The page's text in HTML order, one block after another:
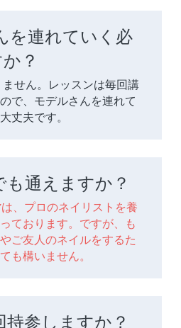
を連れていく必
？
せん。レッスンは毎回講
で、モデルさんを連れて
丈夫です。
も通えますか？
、プロのネイリストを養
ております。ですが、も
ご友人のネイルをするた
も構いません。
持参しますか？